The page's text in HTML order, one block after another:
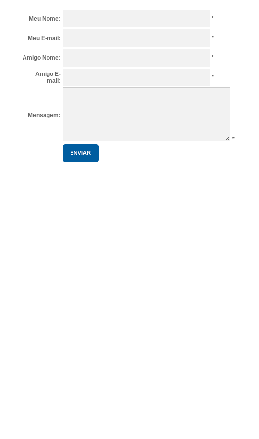
Meu Nome: *
Meu E-mail: *
Amigo Nome: *
Amigo E-
mail:
*
Mensagem:
*